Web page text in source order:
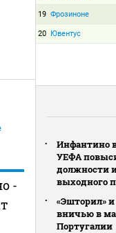
-
19 Фрозиноне
20 Ювентус
Инфантино
УЕФА
должности
выходного
«Эшторил»
вничью в
Португалии